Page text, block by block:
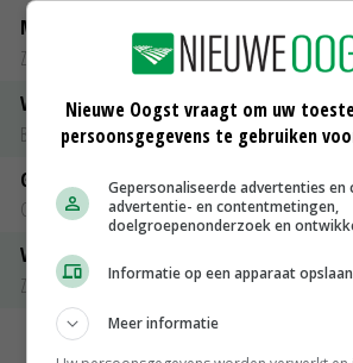
Magere melkpoeder
Zuivel NL
Vleeskuikens 2001-2600 gr
Barneveld
Gerst
Groningen
Volle melkpoeder
Zuivel NL
Nieuwe Oogst vraagt om uw
persoonsgegevens te gebruiken
Gepersonaliseerde advertenties en
advertentie- en contentmetingen,
doelgroepenonderzoek en
Informatie op een apparaat
Meer informatie